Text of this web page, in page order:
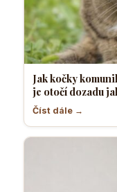
Jak kočky
je otočí dozadu
Číst dále →